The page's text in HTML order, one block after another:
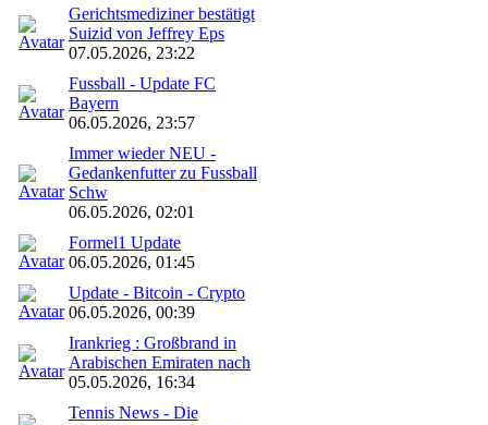
Gerichtsmediziner bestätigt
Suizid von Jeffrey Eps
07.05.2026, 23:22
Fussball - Update FC
Bayern
06.05.2026, 23:57
Immer wieder NEU -
Gedankenfutter zu Fussball
Schw
06.05.2026, 02:01
Formel1 Update
06.05.2026, 01:45
Update - Bitcoin - Crypto
06.05.2026, 00:39
Irankrieg : Großbrand in
Arabischen Emiraten nach
05.05.2026, 16:34
Tennis News - Die